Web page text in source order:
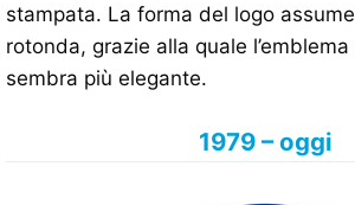
stampata. La forma del logo
rotonda, grazie alla quale
sembra più elegante.
1979 – oggi